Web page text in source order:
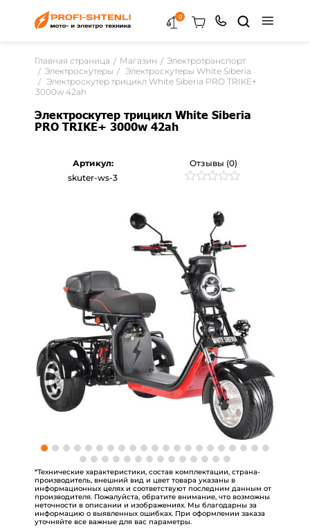
0
Главная страница Магазин
Электротранспорт
Электроскутеры
Электроскутеры White Siberia
Электроскутер трицикл White Siberia PRO TRIKE+
3000w 42ah
Электроскутер трицикл White Siberia
PRO TRIKE+ 3000w 42ah
Отзывы (0)
основе
опроса
пользователей
Артикул:
skuter-ws-3
*Технические характеристики, состав комплектации, страна-
производитель, внешний вид и цвет товара указаны в
информационных целях и соответствуют последним данным от
производителя. Пожалуйста, обратите внимание, что возможны
неточности в описании и изображениях. Мы благодарны за
информацию о выявленных ошибках. При оформлении заказа
уточняйте все важные для вас параметры.